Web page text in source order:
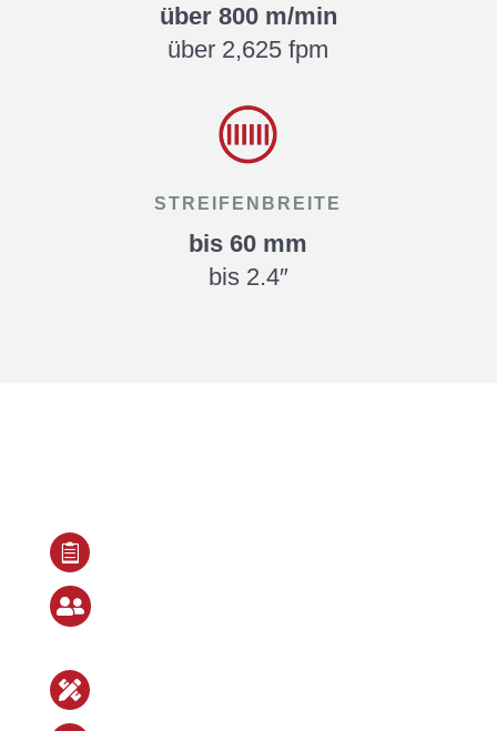
über 800 m/min
über 2,625 fpm
STREIFENBREITE
bis 60 mm
bis 2.4″


